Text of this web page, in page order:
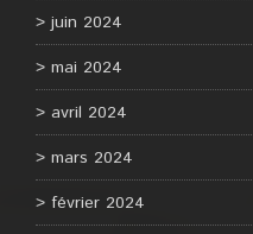
juin 2024
mai 2024
avril 2024
mars 2024
février 2024